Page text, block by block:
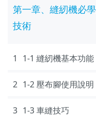
第一章、縫紉機必
技術
1 1-1 縫紉機基本功能
2 1-2 壓布腳使用說明
3 1-3 車縫技巧